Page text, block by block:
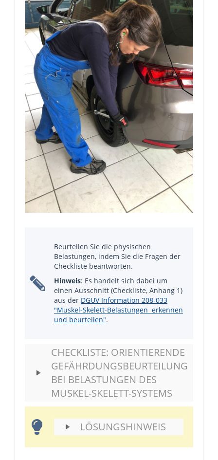
Beurteilen Sie die physischen
Belastungen, indem Sie die Fragen der
Checkliste beantworten.
Hinweis: Es handelt sich dabei um
einen Ausschnitt (Checkliste, Anhang 1)
aus der DGUV Information 208-033
"Muskel-Skelett-Belastungen  erkennen
und beurteilen".
CHECKLISTE: ORIENTIERENDE
GEFÄHRDUNGSBEURTEILUNG
BEI BELASTUNGEN DES
MUSKEL-SKELETT-SYSTEMS
LÖSUNGSHINWEIS